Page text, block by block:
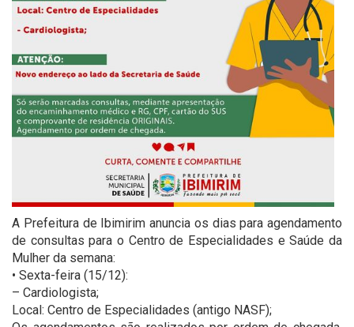
A Prefeitura de Ibimirim anuncia os dias para agendamento
de consultas para o Centro de Especialidades e Saúde da
Mulher da semana:
• Sexta-feira (15/12):
– Cardiologista;
Local: Centro de Especialidades (antigo NASF);